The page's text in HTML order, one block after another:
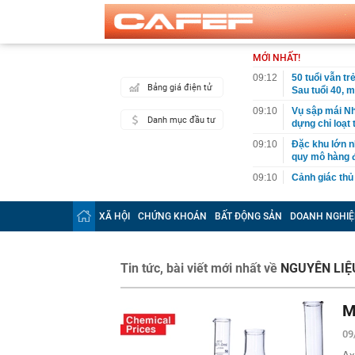
Bảng giá điện tử
Danh mục đầu tư
MỚI NHẤT!
09:12
50 tuổi vẫn
Sau tuổi 40,
09:10
Vụ sập mái
dựng chỉ loạt
09:10
Đặc khu lớn
quy mô hàng
09:10
Cảnh giác
09:09
Tuyến đường
Nội sắp đón
09:08
Chủ tịch Fed
09:04
Miền Bắc
camera
09:00
Tâm lý thực
08:53
Việt Nam sẽ
XÃ HỘI CHỨNG KHOÁN BẤT ĐỘNG SẢN DOANH
Tin tức, bài viết mới nhất về NGUYÊN